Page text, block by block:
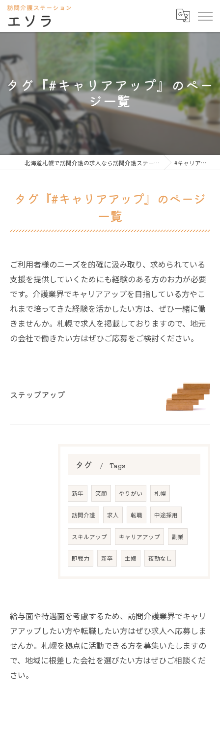
タグ『#キャリアアップ』のペー
ジ一覧
北海道札幌で訪問介護の求人なら訪問介護ステーション エソラ #キャリアアップ
タグ『#キャリアアップ』のページ
一覧
ご利用者様のニーズを的確に汲み取り、求められている
支援を提供していくためにも経験のある方のお力が必要
です。介護業界でキャリアアップを目指している方やこ
れまで培ってきた経験を活かしたい方は、ぜひ一緒に働
きませんか。札幌で求人を掲載しておりますので、地元
の会社で働きたい方はぜひご応募をご検討ください。
ステップアップ
タグ Tags
新年 笑顔 やりがい 札幌
訪問介護 求人 転職 中途採用
スキルアップ キャリアアップ 副業
即戦力 新卒 主婦 夜勤なし
給与面や待遇面を考慮するため、訪問介護業界でキャリ
アアップしたい方や転職したい方はぜひ求人へ応募しま
せんか。札幌を拠点に活動できる方を募集いたしますの
で、地域に根差した会社を選びたい方はぜひご相談くだ
さい。